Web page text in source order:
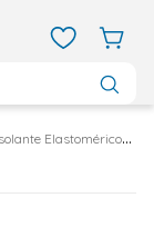
Elastomérico